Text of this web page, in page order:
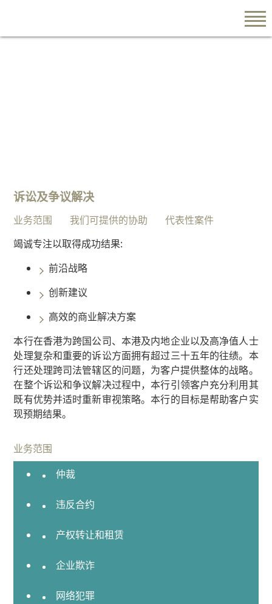
诉讼及争议解决
业务范围 我们可提供的协助 代表性案件
竭诚专注以取得成功结果:
前沿战略
创新建议
高效的商业解决方案
本行在香港为跨国公司、本港及内地企业以及高净值人士
处理复杂和重要的诉讼方面拥有超过三十五年的往绩。本
行还处理跨司法管辖区的问题，为客户提供整体的战略。
在整个诉讼和争议解决过程中，本行引领客户充分利用其
既有优势并适时重新审视策略。本行的目标是帮助客户实
现预期结果。
业务范围
仲裁
违反合约
产权转让和租赁
企业欺诈
网络犯罪
陈
韵
云
师
行
业
团
队
业务领域
国
际
贸
及
争
解
商
及
业